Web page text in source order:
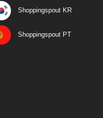
Shoppingspout KR
Shoppingspout PT